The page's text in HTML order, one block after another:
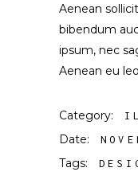
Aenean
bibendum
ipsum, nec
Aenean eu
Category:
Date:
Tags: